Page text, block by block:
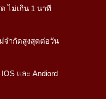
ไม่เกิน 1 นาที
จำกัดสูงสุดต่อวัน
และ Andiord